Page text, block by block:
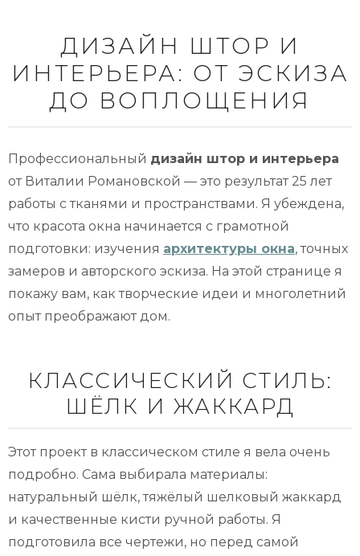
ДИЗАЙН ШТОР И
ИНТЕРЬЕРА: ОТ ЭСКИЗА
ДО ВОПЛОЩЕНИЯ
Профессиональный дизайн штор и интерьера
от Виталии Романовской — это результат 25 лет
работы с тканями и пространствами. Я убеждена,
что красота окна начинается с грамотной
подготовки: изучения архитектуры окна, точных
замеров и авторского эскиза. На этой странице я
покажу вам, как творческие идеи и многолетний
опыт преображают дом.
КЛАССИЧЕСКИЙ СТИЛЬ:
ШЁЛК И ЖАККАРД
Этот проект в классическом стиле я вела очень
подробно. Сама выбирала материалы:
натуральный шёлк, тяжёлый шелковый жаккард
и качественные кисти ручной работы. Я
подготовила все чертежи, но перед самой